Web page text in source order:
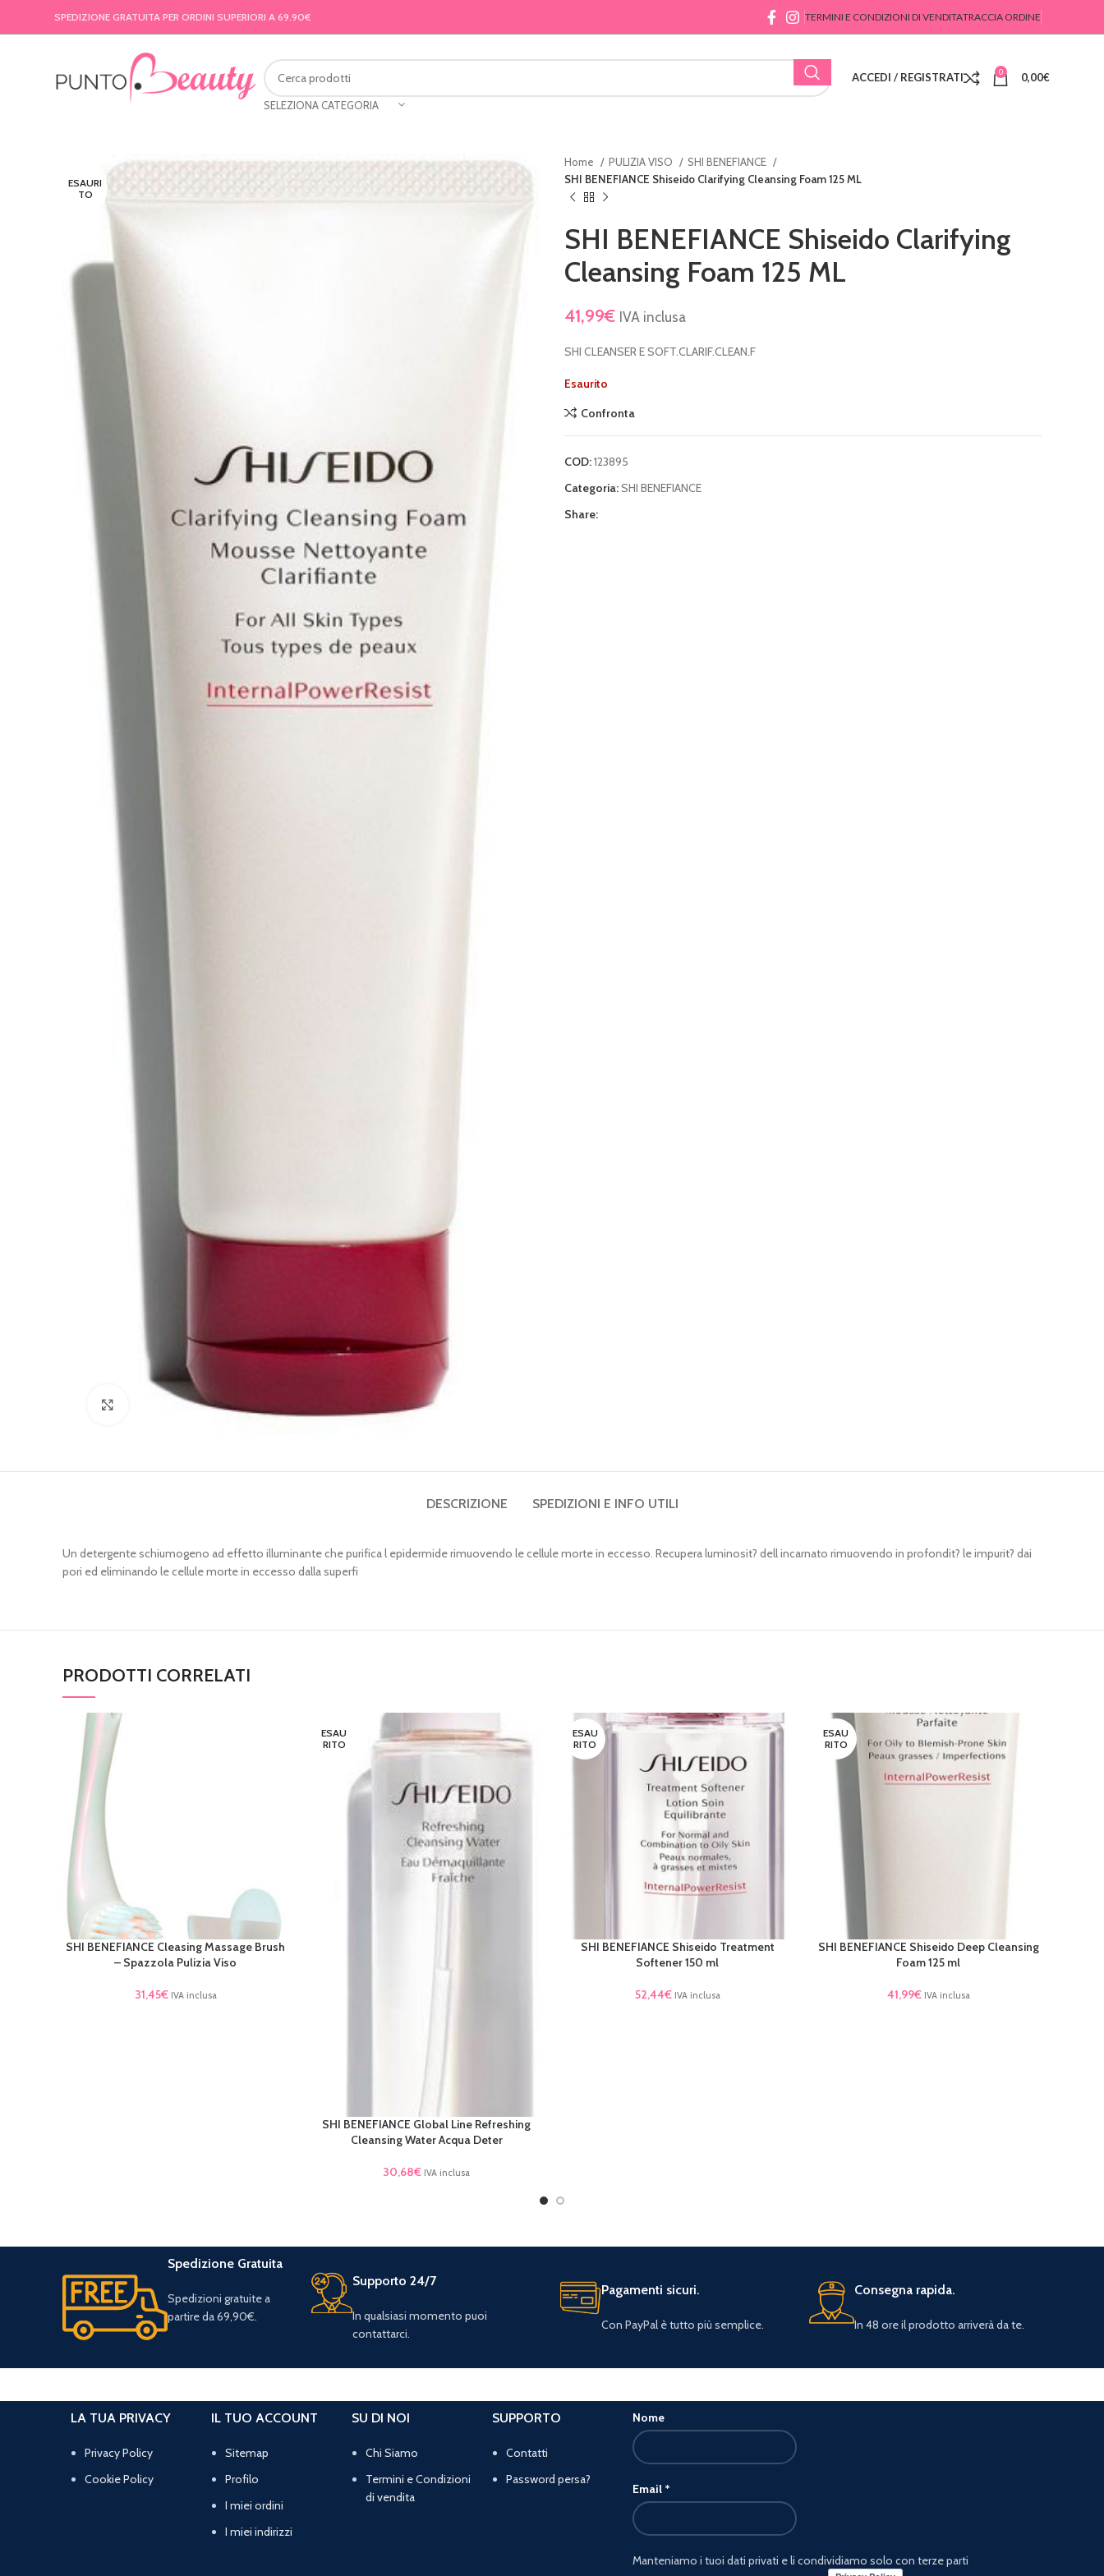
SPEDIZIONE GRATUITA PER ORDINI SUPERIORI A 69.90€ TERMINI E CONDIZIONI DI VENDITATRACCIA ORDINE
SELEZIONA CATEGORIA
ACCEDI / REGISTRATI 0 0,00€
ESAURI
TO
Clicca per ingrandire
Home PULIZIA VISO
SHI BENEFIANCE
SHI BENEFIANCE Shiseido Clarifying Cleansing Foam 125 ML
SHI BENEFIANCE Shiseido Clarifying
Cleansing Foam 125 ML
41,99€ IVA inclusa
SHI CLEANSER E SOFT.CLARIF.CLEAN.F
Esaurito
Confronta
COD:123895
Categoria:SHI BENEFIANCE
Share:
DESCRIZIONE SPEDIZIONI E INFO UTILI
Un detergente schiumogeno ad effetto illuminante che purifica l epidermide rimuovendo le cellule morte in eccesso. Recupera luminosit? dell incarnato rimuovendo in profondit? le impurit? dai
pori ed eliminando le cellule morte in eccesso dalla superfi
PRODOTTI CORRELATI
AGGIUNGI AL CARRELLO
SHI BENEFIANCE Cleasing Massage Brush
– Spazzola Pulizia Viso
31,45€ IVA inclusa
ESAU
RITO
LEGGI TUTTO
SHI BENEFIANCE Global Line Refreshing
Cleansing Water Acqua Deter
30,68€ IVA inclusa
ESAU
RITO
LEGGI TUTTO
SHI BENEFIANCE Shiseido Treatment
Softener 150 ml
52,44€ IVA inclusa
ESAU
RITO
LEGGI TUTTO
SHI BENEFIANCE Shiseido Deep Cleansing
Foam 125 ml
41,99€ IVA inclusa
Spedizione Gratuita
Spedizioni gratuite a
partire da 69,90€.
Supporto 24/7
In qualsiasi momento puoi
contattarci.
Pagamenti sicuri.
Con PayPal è tutto più semplice.
Consegna rapida.
In 48 ore il prodotto arriverà da te.
LA TUA PRIVACY
Privacy Policy
Cookie Policy
IL TUO ACCOUNT
Sitemap
Profilo
I miei ordini
I miei indirizzi
SU DI NOI
Chi Siamo
Termini e Condizioni
di vendita
SUPPORTO
Contatti
Password persa?
Nome
Email *
Manteniamo i tuoi dati privati e li condividiamo solo con terze parti